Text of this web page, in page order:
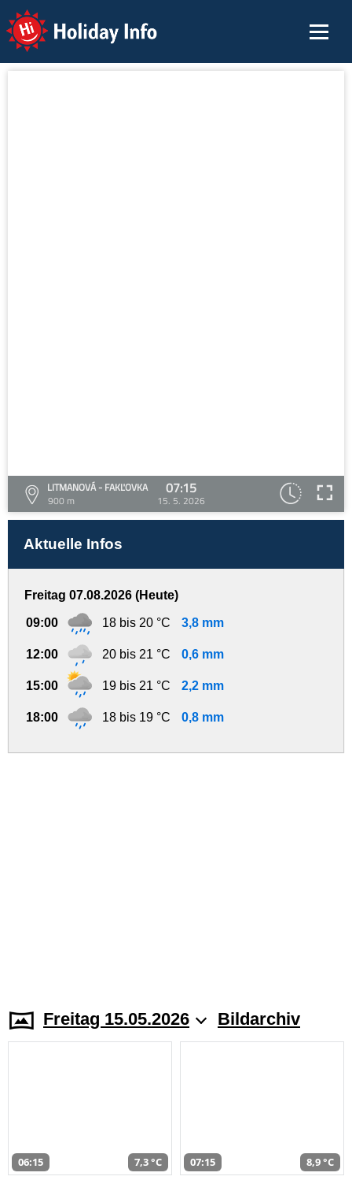
Holiday Info
LITMANOVÁ - FAKĽOVKA
900 m
07:15
15. 5. 2026
Aktuelle Infos
Freitag 07.08.2026 (Heute)
09:00 18 bis 20 °C 3,8 mm
12:00 20 bis 21 °C 0,6 mm
15:00 19 bis 21 °C 2,2 mm
18:00 18 bis 19 °C 0,8 mm
Freitag 15.05.2026 Bildarchiv
06:15 7,3 °C 07:15 8,9 °C